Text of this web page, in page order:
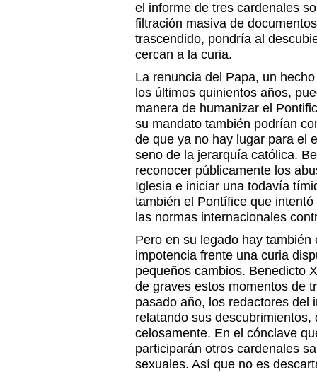
el informe de tres cardenales
filtración masiva de
trascendido, pondría al
cercan a la curia.
La renuncia del Papa, un
los últimos quinientos años,
manera de humanizar el
su mandato también podrían
de que ya no hay lugar para el
seno de la jerarquía católica.
reconocer públicamente los
Iglesia e iniciar una todavía
también el Pontífice que
las normas internacionales
Pero en su legado hay
impotencia frente una curia
pequeños cambios. Benedicto
de graves estos momentos de
pasado año, los redactores del
relatando sus descubrimientos,
celosamente. En el cónclave
participarán otros cardenales
sexuales. Así que no es